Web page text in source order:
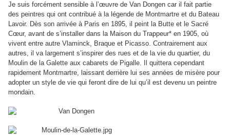
Je suis forcément sensible à l’œuvre de Van Dongen car il fait partie
des peintres qui ont contribué à la légende de Montmartre et du Bateau
Lavoir. Dès son arrivée à Paris en 1895, il peint la Butte et le Sacré
Cœur, avant de s’installer dans la Maison du Trappeur* en 1905, où
vivent entre autre Vlaminck, Braque et Picasso. Contrairement aux
autres, il va largement s’inspirer des rues et de la vie du quartier, du
Moulin de la Galette aux cabarets de Pigalle. Il quittera cependant
rapidement Montmartre, laissant derrière lui ses années de misère pour
adopter un style de vie qui feront dire de lui qu’il est devenu un peintre
mondain.